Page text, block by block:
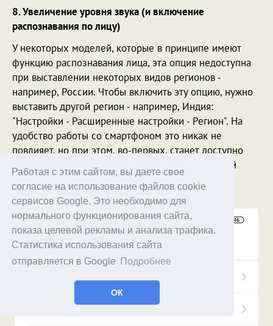
Работая с этим сайтом, вы даете свое
согласие на использование файлов cookie
сервисов Google. Это необходимо для
нормального функционирования сайта,
показа целевой рекламы и анализа трафика.
Статистика использования сайта
отправляется в Google
Подробнее
ОК
8. Увеличение уровня звука (и включение
распознавания по лицу)
У некоторых моделей, которые в принципе имеют
функцию распознавания лица, эта опция недоступна
при выставлении некоторых видов регионов -
например, России. Чтобы включить эту опцию, нужно
выставить другой регион - например, Индия:
"Настройки - Расширенные настройки - Регион". На
удобство работы со смартфоном это никак не
повлияет, но при этом, во-первых, станет доступно
распознавание лица, а, во-вторых, максимальный
уровень громкости смартфона Xiaomi заметно
увеличится.